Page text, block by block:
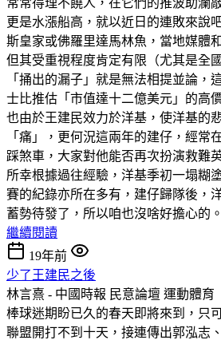
更是水漲船高，就以近日的連敗來說
斯皇家或佛羅里達馬林魚，當地媒體
但其受重視程度肯定有限（尤其是全
「捅出的漏子」就是無法相提並論，
士比推估「市值達十二億美元」的高
也由於王建民效力於洋基，使洋基的
「痛」，更何況這兩年的建仔，經常
踩煞車，大家對他能否再次扮演救難
所幸根據過往經驗，洋基季初一塌糊
賽的紀錄亦所在多有，建仔歸隊後，
蓄勢待發了，所以咱也沒啥好擔心的。
繼續閱讀
19年前
少了王建民之後
林言熹 - 中國時報 民意論壇 運動體育
棒球迷期盼已久的春天即將來到，只
聯盟開打不到十天，接連傳出郭泓志